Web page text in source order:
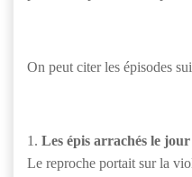
On peut citer les épisodes
1. Les épis arrachés le
Le reproche portait sur la